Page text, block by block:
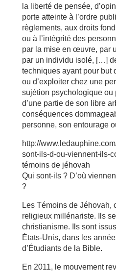
la liberté de pensée,
porte atteinte à l’ordre
règlements, aux droits
ou à l’intégrité des
par la mise en œuvre, par
par un individu isolé, […]
techniques ayant pour but
ou d’exploiter chez une
sujétion psychologique ou
d’une partie de son libre
conséquences
personne, son entourage
http://
sont-ils-d-ou-viennent-ils-
témoins de jéhovah
Qui sont-ils ? D’où
?
Les Témoins de Jéhovah,
religieux millénariste. Ils
christianisme. Ils sont
États-Unis, dans les
d’Étudiants de la Bible.
En 2011, le mouvement